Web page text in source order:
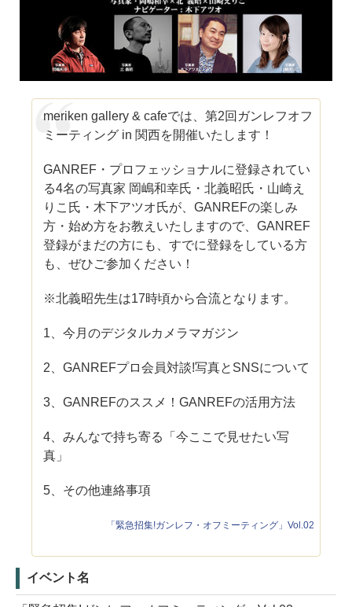
meriken gallery & cafeでは、第2回ガンレフオフ
ミーティング in 関西を開催いたします！
GANREF・プロフェッショナルに登録されてい
る4名の写真家 岡嶋和幸氏・北義昭氏・山崎え
りこ氏・木下アツオ氏が、GANREFの楽しみ
方・始め方をお教えいたしますので、GANREF
登録がまだの方にも、すでに登録をしている方
も、ぜひご参加ください！
※北義昭先生は17時頃から合流となります。
1、今月のデジタルカメラマガジン
2、GANREFプロ会員対談!写真とSNSについて
3、GANREFのススメ！GANREFの活用方法
4、みんなで持ち寄る「今ここで見せたい写
真」
5、その他連絡事項
「緊急招集!ガンレフ・オフミーティング」Vol.02
イベント名